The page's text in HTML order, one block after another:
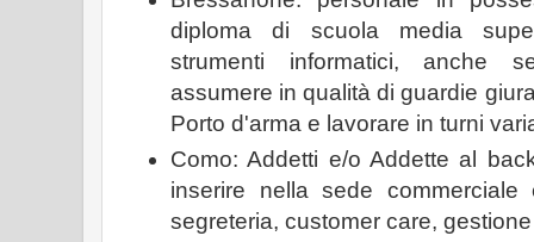
diploma di scuola media
strumenti informatici, anche
assumere in qualità di guardie
Porto d'arma e lavorare in turni
Como: Addetti e/o Addette al
inserire nella sede
segreteria, customer care,